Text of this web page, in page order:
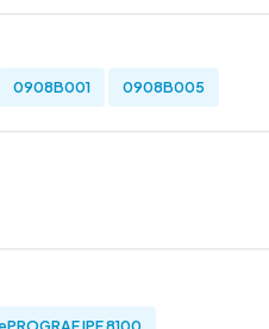
0908B001 0908B005